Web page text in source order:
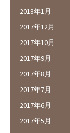
2018年1月
2017年12月
2017年10月
2017年9月
2017年8月
2017年7月
2017年6月
2017年5月